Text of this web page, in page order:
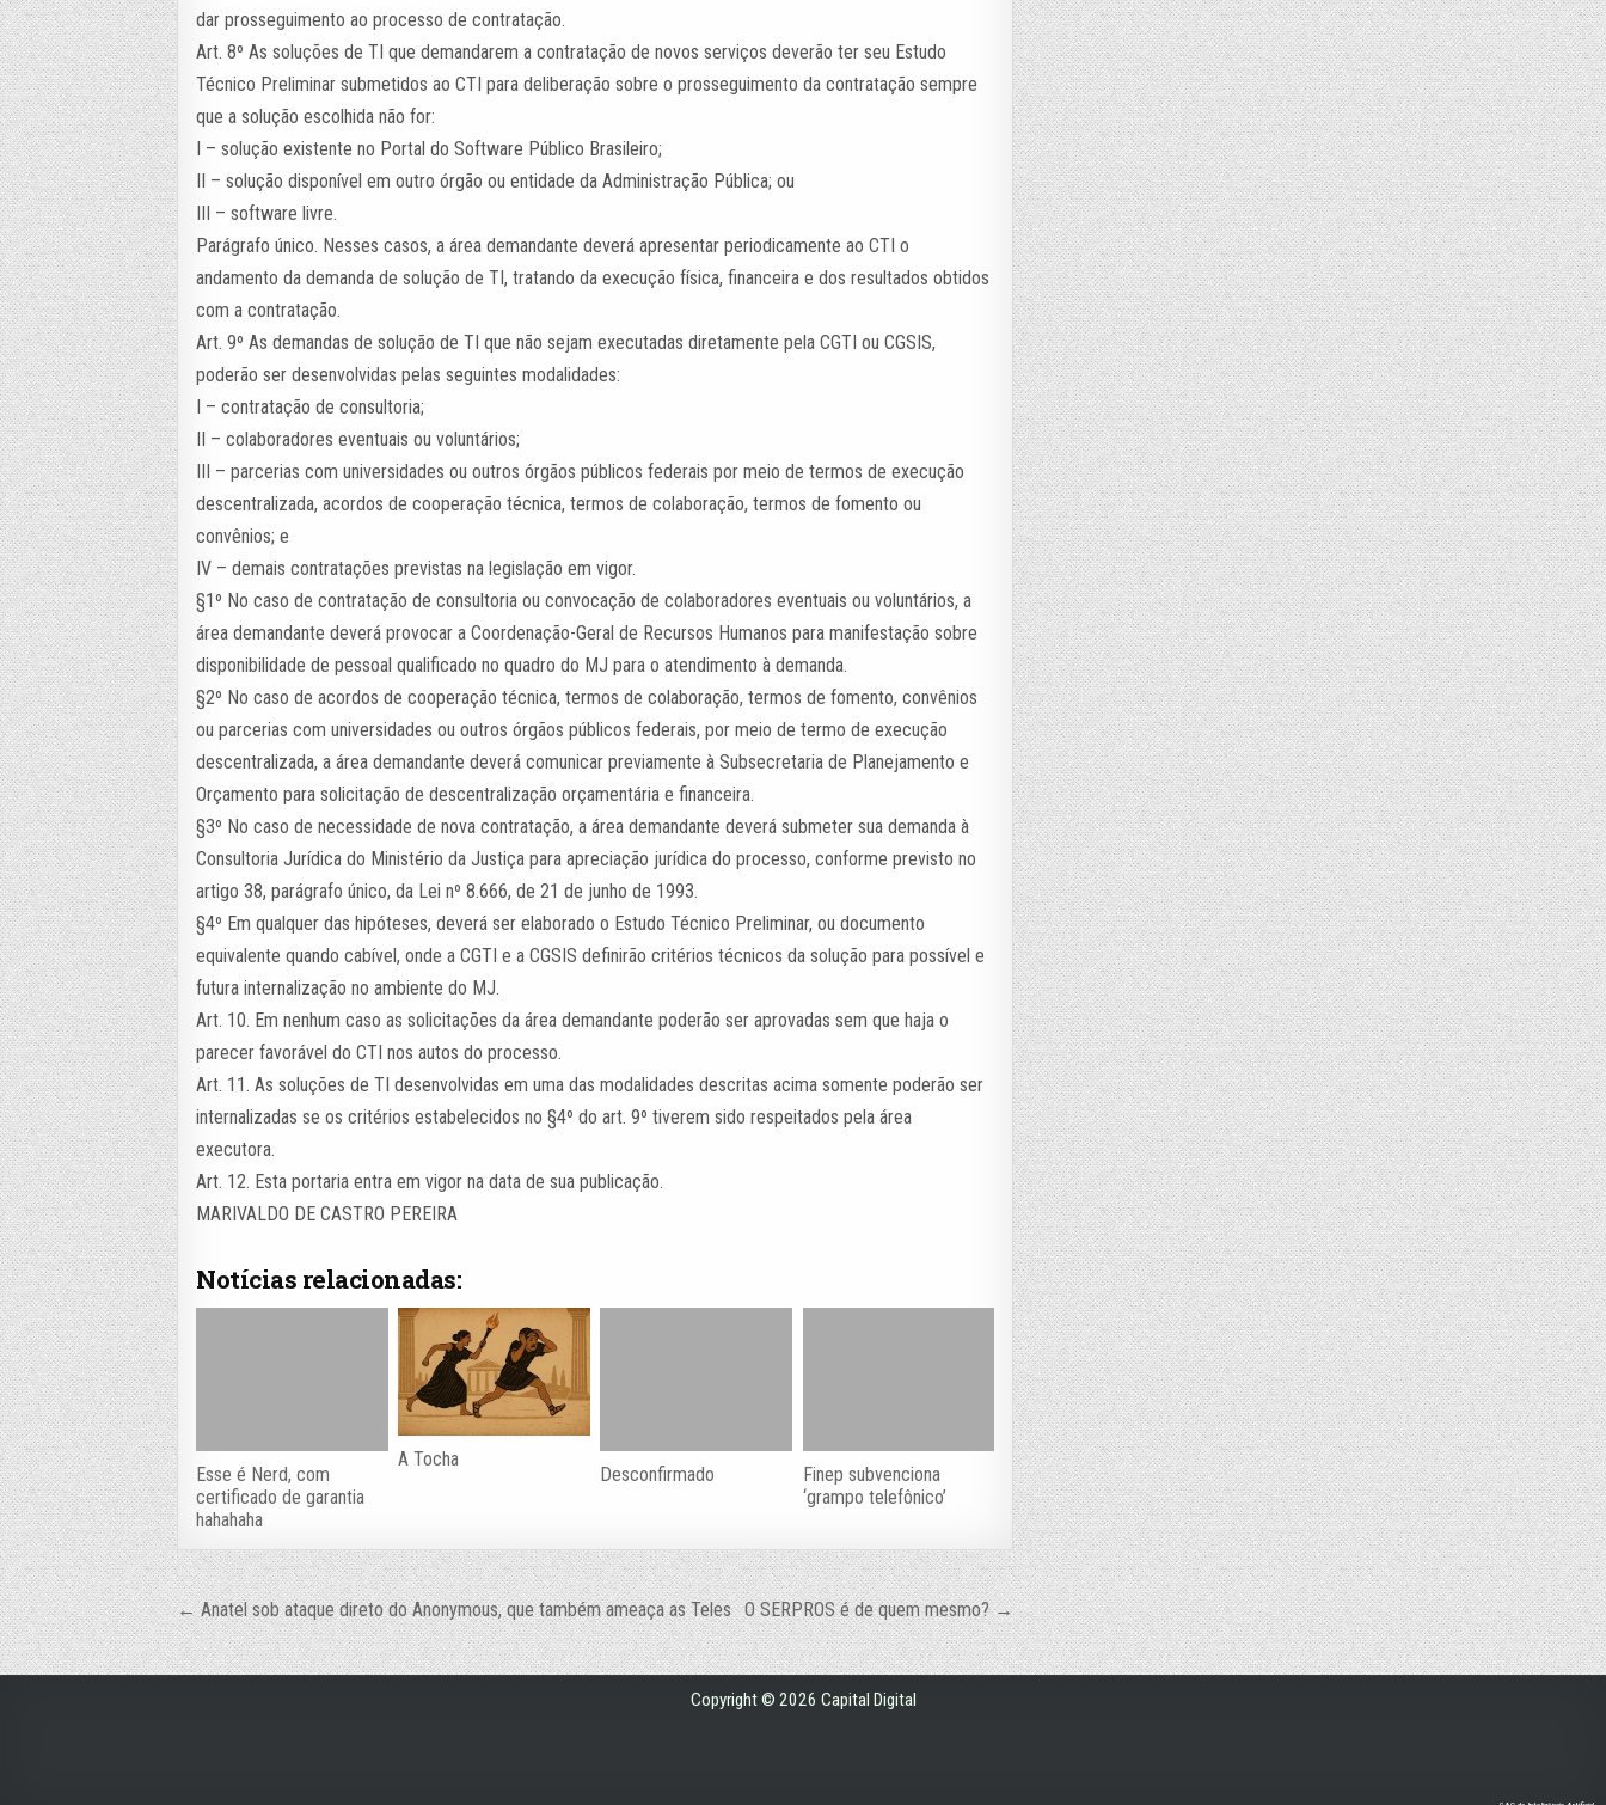
dar prosseguimento ao processo de contratação.
Art. 8º As soluções de TI que demandarem a contratação de novos serviços deverão ter seu Estudo
Técnico Preliminar submetidos ao CTI para deliberação sobre o prosseguimento da contratação sempre
que a solução escolhida não for:
I – solução existente no Portal do Software Público Brasileiro;
II – solução disponível em outro órgão ou entidade da Administração Pública; ou
III – software livre.
Parágrafo único. Nesses casos, a área demandante deverá apresentar periodicamente ao CTI o
andamento da demanda de solução de TI, tratando da execução física, financeira e dos resultados obtidos
com a contratação.
Art. 9º As demandas de solução de TI que não sejam executadas diretamente pela CGTI ou CGSIS,
poderão ser desenvolvidas pelas seguintes modalidades:
I – contratação de consultoria;
II – colaboradores eventuais ou voluntários;
III – parcerias com universidades ou outros órgãos públicos federais por meio de termos de execução
descentralizada, acordos de cooperação técnica, termos de colaboração, termos de fomento ou
convênios; e
IV – demais contratações previstas na legislação em vigor.
§1º No caso de contratação de consultoria ou convocação de colaboradores eventuais ou voluntários, a
área demandante deverá provocar a Coordenação-Geral de Recursos Humanos para manifestação sobre
disponibilidade de pessoal qualificado no quadro do MJ para o atendimento à demanda.
§2º No caso de acordos de cooperação técnica, termos de colaboração, termos de fomento, convênios
ou parcerias com universidades ou outros órgãos públicos federais, por meio de termo de execução
descentralizada, a área demandante deverá comunicar previamente à Subsecretaria de Planejamento e
Orçamento para solicitação de descentralização orçamentária e financeira.
§3º No caso de necessidade de nova contratação, a área demandante deverá submeter sua demanda à
Consultoria Jurídica do Ministério da Justiça para apreciação jurídica do processo, conforme previsto no
artigo 38, parágrafo único, da Lei nº 8.666, de 21 de junho de 1993.
§4º Em qualquer das hipóteses, deverá ser elaborado o Estudo Técnico Preliminar, ou documento
equivalente quando cabível, onde a CGTI e a CGSIS definirão critérios técnicos da solução para possível e
futura internalização no ambiente do MJ.
Art. 10. Em nenhum caso as solicitações da área demandante poderão ser aprovadas sem que haja o
parecer favorável do CTI nos autos do processo.
Art. 11. As soluções de TI desenvolvidas em uma das modalidades descritas acima somente poderão ser
internalizadas se os critérios estabelecidos no §4º do art. 9º tiverem sido respeitados pela área
executora.
Art. 12. Esta portaria entra em vigor na data de sua publicação.
MARIVALDO DE CASTRO PEREIRA
Notícias relacionadas:
Esse é Nerd, com
certificado de garantia
hahahaha
A Tocha
Desconfirmado
Finep subvenciona
‘grampo telefônico’
Navegação
de
← Anatel sob ataque direto do Anonymous, que também ameaça as Teles O SERPROS é de quem mesmo? →
Copyright © 2026 Capital Digital